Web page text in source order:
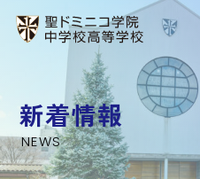
新着情報
NEWS